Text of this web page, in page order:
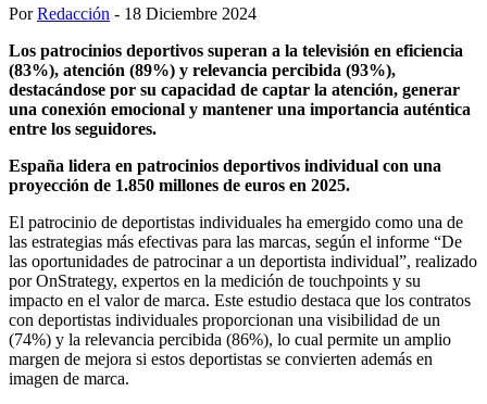
PorRedacción - 18 Diciembre 2024
Los patrocinios deportivos superan a la televisión en eficiencia
(83%), atención (89%) y relevancia percibida (93%),
destacándose por su capacidad de captar la atención, generar
una conexión emocional y mantener una importancia auténtica
entre los seguidores.
España lidera en patrocinios deportivos individual con una
proyección de 1.850 millones de euros en 2025.
El patrocinio de deportistas individuales ha emergido como una de
las estrategias más efectivas para las marcas, según el informe “De
las oportunidades de patrocinar a un deportista individual”, realizado
por OnStrategy, expertos en la medición de touchpoints y su
impacto en el valor de marca. Este estudio destaca que los contratos
con deportistas individuales proporcionan una visibilidad de un
(74%) y la relevancia percibida (86%), lo cual permite un amplio
margen de mejora si estos deportistas se convierten además en
imagen de marca.